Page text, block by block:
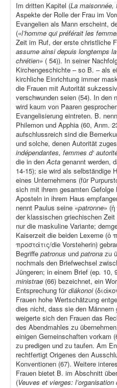
Im dritten Kapitel (La maisonnée,
Aspekte der Rolle der Frau im
Evangelien als Mann erscheint,
(«l’homme qui préférait les
Zeit im Ruf, der erste christliche
assume ainsi depuis longtemps
chrétien» ( 54)). In seiner
Kirchengeschichte – so B. – als
kirchliche Einrichtung immer
die Frauen mit Autorität
verschwunden seien (54). In den
wird kaum von Paaren
Evangelisierung eintreten. B.
Philemon und Apphia (60, Anm.
aufschlussreich sind die
und solche, denen Autorität
indépendantes, femmes d‘
die in denActa genannt werden,
14-15); sie wird als selbständige
eines Unternehmens (für
sich mit ihrem gesamten
Aposteln in ihrem Haus
nennt Paulus seine «patronne»
der klassischen griechischen
nur die maskuline Variante;
Kaiserzeit die beiden Lexeme (ὁ
προστάτις/die Vorsteherin)
Begriffe patronus und patrona zu
nochmals den Briefwechsel
Jüngeren; in einem Brief (ep. 10,
ministrae (66) bezeichnet, ein
Entsprechung fürdiákonoi
Frauen hohe Wertschätzung
dies nicht, dass sie den Männern
weigerte sich den Frauen das
des Abendmahles zu
einigen Gemeinschaften vorkam
zu predigen und zu taufen. Am
rechtfertigt Origenes den
Konventionen (67). Weitere
Frauen bietet B. im Abschnitt
(Veuves et vierges: